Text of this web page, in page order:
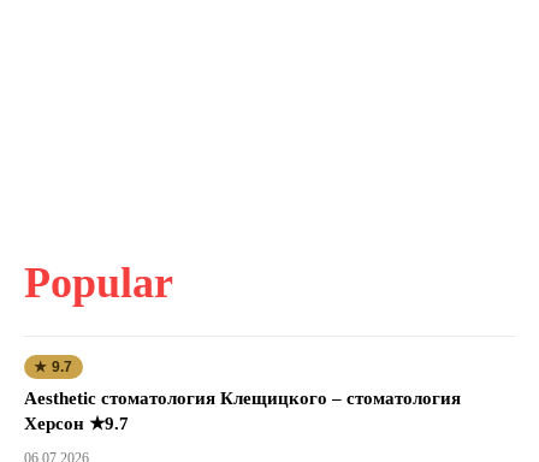
Popular
★ 9.7
Aesthetic стоматология Клещицкого – стоматология
Херсон ★9.7
06.07.2026